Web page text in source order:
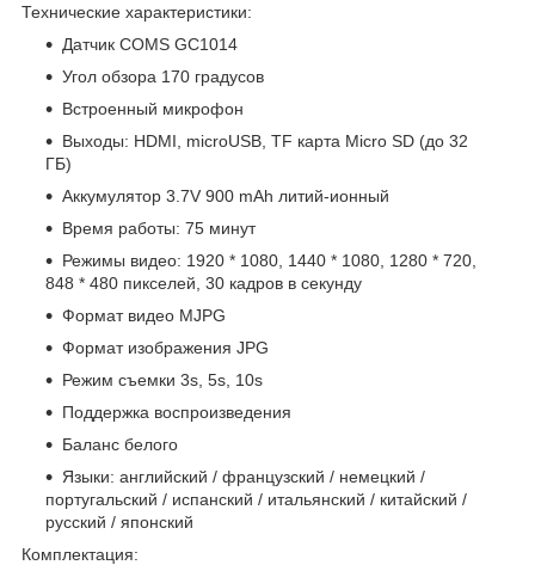
Технические характеристики:
Датчик COMS GC1014
Угол обзора 170 градусов
Встроенный микрофон
Выходы: HDMI, microUSB, TF карта Micro SD (до 32
ГБ)
Аккумулятор 3.7V 900 mAh литий-ионный
Время работы: 75 минут
Режимы видео: 1920 * 1080, 1440 * 1080, 1280 * 720,
848 * 480 пикселей, 30 кадров в секунду
Формат видео MJPG
Формат изображения JPG
Режим съемки 3s, 5s, 10s
Поддержка воспроизведения
Баланс белого
Языки: английский / французский / немецкий /
португальский / испанский / итальянский / китайский /
русский / японский
Комплектация: